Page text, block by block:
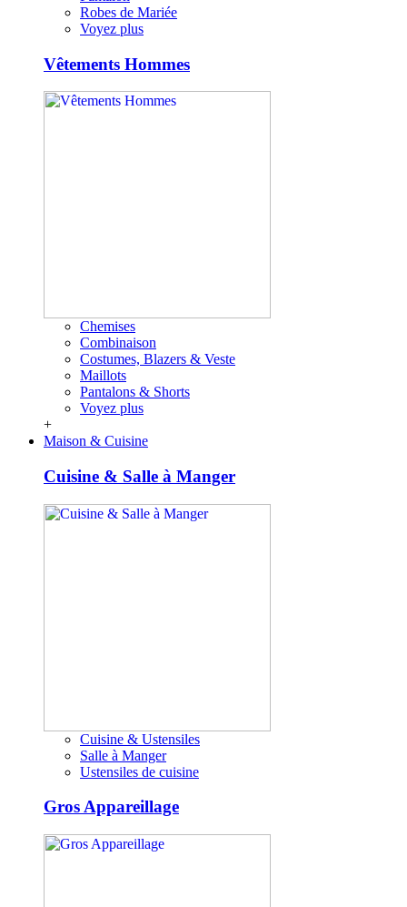
Robes de Mariée
Voyez plus
Vêtements Hommes
Chemises
Combinaison
Costumes, Blazers & Veste
Maillots
Pantalons & Shorts
Voyez plus
+
Maison & Cuisine
Cuisine & Salle à Manger
Cuisine & Ustensiles
Salle à Manger
Ustensiles de cuisine
Gros Appareillage